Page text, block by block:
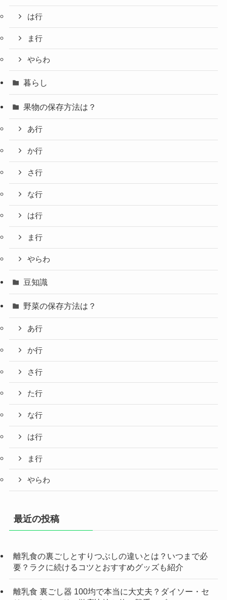
は行
ま行
やらわ
暮らし
果物の保存方法は？
あ行
か行
さ行
な行
は行
ま行
やらわ
豆知識
野菜の保存方法は？
あ行
か行
さ行
た行
な行
は行
ま行
やらわ
最近の投稿
離乳食の裏ごしとすりつぶしの違いとは？いつまで必
要？ラクに続けるコツとおすすめグッズも紹介
離乳食 裏ごし器 100均で本当に大丈夫？ダイソー・セ